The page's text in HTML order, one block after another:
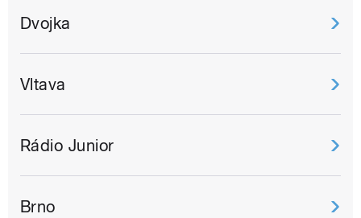
Dvojka
Vltava
Rádio Junior
Brno